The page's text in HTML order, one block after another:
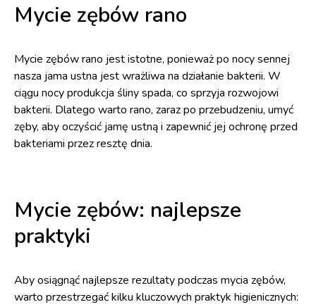
Mycie zębów rano
Mycie zębów rano jest istotne, ponieważ po nocy sennej
nasza jama ustna jest wrażliwa na działanie bakterii. W
ciągu nocy produkcja śliny spada, co sprzyja rozwojowi
bakterii. Dlatego warto rano, zaraz po przebudzeniu, umyć
zęby, aby oczyścić jamę ustną i zapewnić jej ochronę przed
bakteriami przez resztę dnia.
Mycie zębów: najlepsze
praktyki
Aby osiągnąć najlepsze rezultaty podczas mycia zębów,
warto przestrzegać kilku kluczowych praktyk higienicznych: